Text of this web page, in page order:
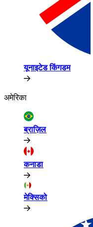
यूनाइटेड किंगडम​​
अमेरिका​​
ब्राज़िल​​
कनाडा​​
मेक्सिको​​